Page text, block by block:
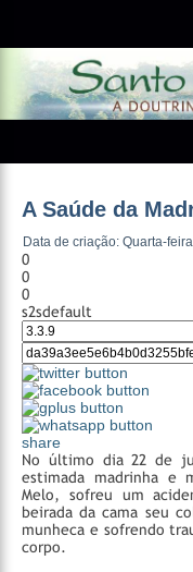
A Saúde da
Data de criação: Quarta-
0
0
0
s2sdefault
share
No último dia 22 de
estimada madrinha e
Melo, sofreu um
beirada da cama seu
munheca e sofrendo
corpo.